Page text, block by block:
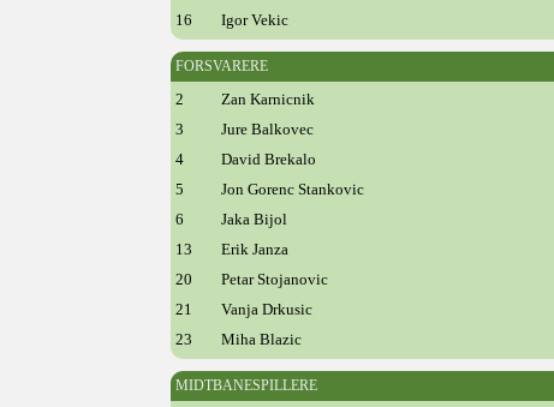
16
Igor Vekic
FORSVARERE
2 Zan Karnicnik
3
Jure Balkovec
4
David Brekalo
5
Jon Gorenc Stankovic
6
Jaka Bijol
13
Erik Janza
20
Petar Stojanovic
21
Vanja Drkusic
23
Miha Blazic
MIDTBANESPILLERE